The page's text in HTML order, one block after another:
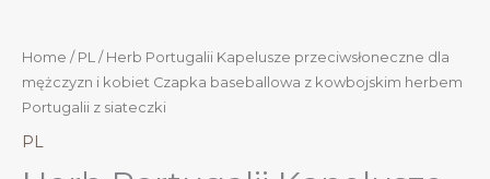
Home / PL / Herb Portugalii Kapelusze przeciwsłoneczne dla
mężczyzn i kobiet Czapka baseballowa z kowbojskim herbem
Portugalii z siateczki
PL